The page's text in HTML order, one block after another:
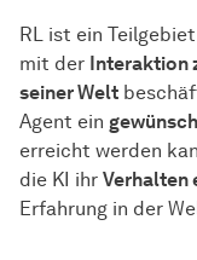
RL ist ein
mit der Interaktion
seiner Welt
Agent ein
erreicht werden
die KI ihr Verhalten
Erfahrung in der